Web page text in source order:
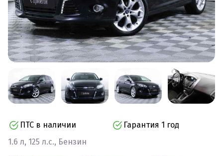
ПТС в наличии
Гарантия 1 год
1.6 л, 125 л.с., Бензин